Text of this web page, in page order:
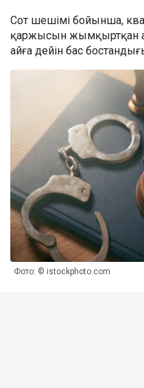
Сот шешімі бойынша,
қаржысын жымқыртқан
айға дейін бас
Фото: © istockphoto.com